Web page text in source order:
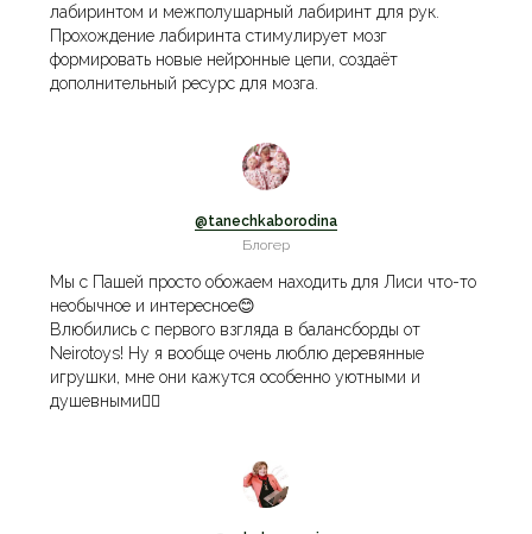
лабиринтом и межполушарный лабиринт для рук.
Прохождение лабиринта стимулирует мозг
формировать новые нейронные цепи, создаёт
дополнительный ресурс для мозга.
@tanechkaborodina
Блогер
Мы с Пашей просто обожаем находить для Лиси что-то
необычное и интересное😊
Влюбились с первого взгляда в балансборды от
Neirotoys! Ну я вообще очень люблю деревянные
игрушки, мне они кажутся особенно уютными и
душевными👍🏻